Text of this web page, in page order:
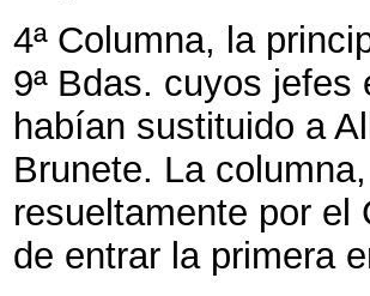
4ª Columna, la
9ª Bdas. cuyos
habían sustituido a
Brunete. La
resueltamente por el
de entrar la primera